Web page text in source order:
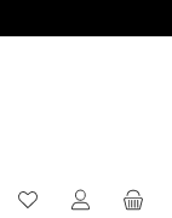
Du hast 0